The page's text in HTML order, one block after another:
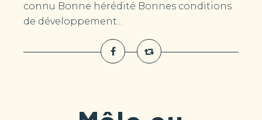
connu Bonne hérédité Bonnes conditions
de développement...